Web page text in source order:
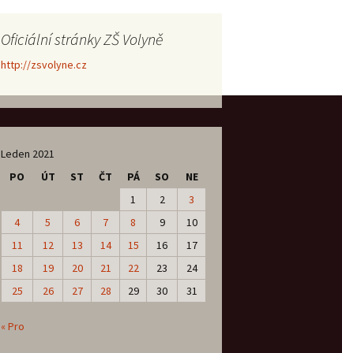
Oficiální stránky ZŠ Volyně
http://zsvolyne.cz
Leden 2021
PO
ÚT ST ČT PÁ SO
NE
1
2
3
4
5 6 7 8 9
10
11
12 13 14 15 16
17
18
19 20 21 22 23
24
25
26 27 28 29 30 31
« Pro